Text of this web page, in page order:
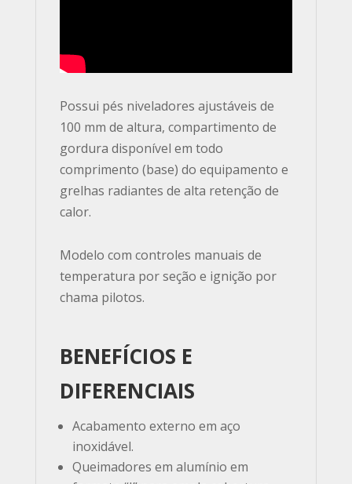
Possui pés niveladores ajustáveis de
100 mm de altura, compartimento de
gordura disponível em todo
comprimento (base) do equipamento e
grelhas radiantes de alta retenção de
calor.
Modelo com controles manuais de
temperatura por seção e ignição por
chama pilotos.
BENEFÍCIOS E
DIFERENCIAIS
Acabamento externo em aço
inoxidável.
Queimadores em alumínio em